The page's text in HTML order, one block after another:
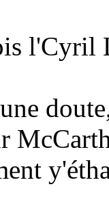
l'Cyril